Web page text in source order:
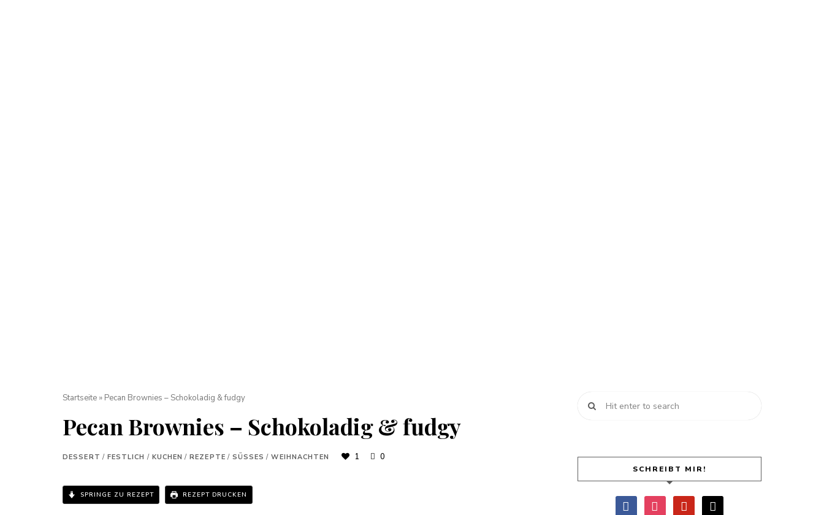
Startseite » Pecan Brownies – Schokoladig & fudgy
Pecan Brownies – Schokoladig & fudgy
DESSERT / FESTLICH / KUCHEN / REZEPTE / SÜSSES / WEIHNACHTEN 1 0
SPRINGE ZU REZEPT REZEPT DRUCKEN
SCHREIBT MIR!